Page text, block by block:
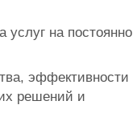
услуг на постоянно
эффективности
решений и